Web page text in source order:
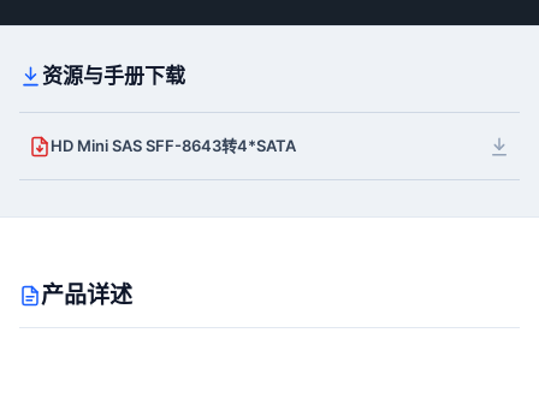
资源与手册下载
HD Mini SAS SFF-8643转4*SATA
产品详述